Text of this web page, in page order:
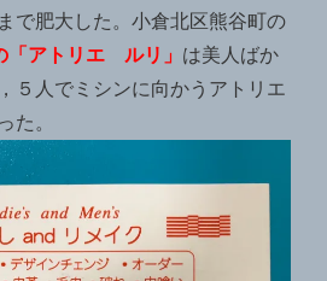
で肥大した。小倉北区熊谷町の
「アトリエ ルリ」 は美人ばか
５人でミシンに向かうアトリエ
た。